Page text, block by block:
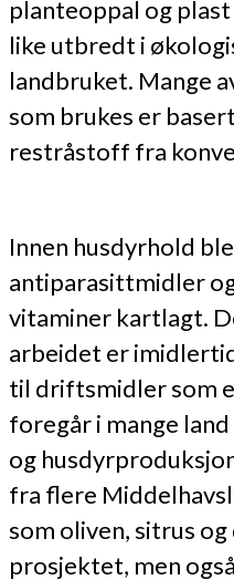
planteoppal og
like utbredt i
landbruket. Mange
som brukes er
restråstoff fra
Innen husdyrhold
antiparasittmidler
vitaminer kartlagt.
arbeidet er
til driftsmidler som
foregår i mange
og
fra flere
som oliven, sitrus
prosjektet, men